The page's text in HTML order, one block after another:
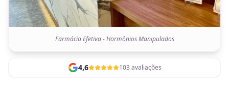
Farmácia Efetiva - Hormônios Manipulados
4,6 103 avaliações